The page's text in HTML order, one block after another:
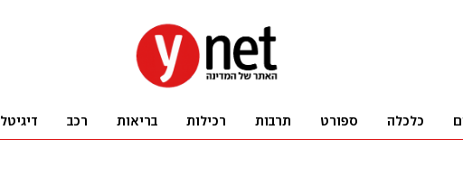
כלכלה ספורט תרבות רכילות בריאות רכב דיגיטל